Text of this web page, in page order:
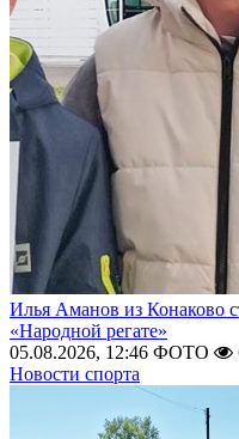
Илья Аманов из Конаково
«Народной регате»
05.08.2026, 12:46 ФОТО
Новости спорта